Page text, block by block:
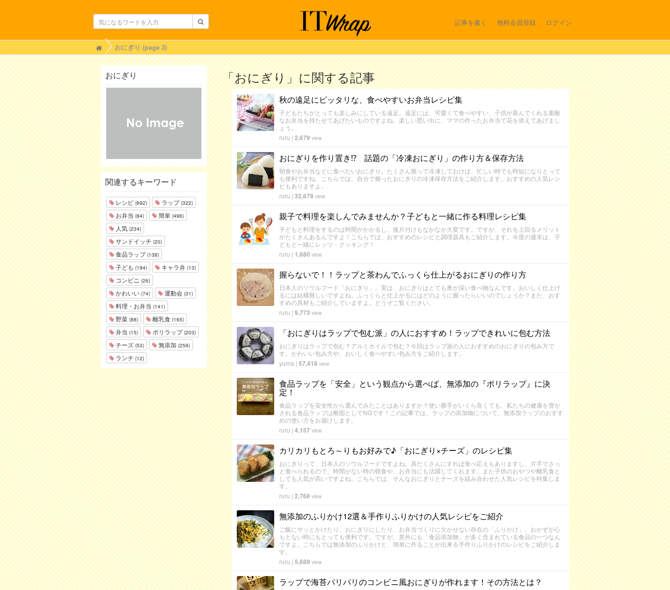
記事を書く 無料会員登録 ログイン
H
o
m
おにぎり (page 3)
おにぎり
関連するキーワード
レシピ (692) ラップ(322)
お弁当 (84) 簡単 (496)
人気 (234)
サンドイッチ (20)
食品ラップ(138)
子ども (194) キャラ弁 (13)
コンビニ (26)
かわいい (74) 運動会 (31)
料理・お弁当 (141)
野菜 (88) 離乳食 (165)
弁当 (15) ポリラップ(203)
チーズ (53) 無添加 (259)
ランチ (12)
「おにぎり」に関する記事
秋の遠足にピッタリな、食べやすいお弁当レシピ集
子どもたちがとっても楽しみにしている遠足。遠足には、可愛くて食べやすい、子供が喜んでくれる素敵
なお弁当を持たせてあげたいものですよね。楽しい思い出に、ママの作ったお弁当で花を添えてあげまし
ょう。
ruru | 2,679 view
おにぎりを作り置き⁉ 話題の「冷凍おにぎり」の作り方＆保存方法
朝食やお弁当などに食べたいおにぎり。たくさん握って冷凍しておけば、忙しい時でも時短になりとって
も便利ですね。こちらでは、自分で握ったおにぎりの冷凍保存方法をご紹介します。おすすめの人気レシ
ピもありますよ。
ruru | 32,678 view
親子で料理を楽しんでみませんか？子どもと一緒に作る料理レシピ集
子どもと料理をするのは時間がかかるし、後片付けもなかなか大変です。ですが、それを上回るメリット
がたくさんあるんですよ！こちらでは、おすすめのレシピと調理器具もご紹介します。今度の週末は、子
どもと一緒にレッツ・クッキング！
ruru | 1,680 view
握らないで！！ラップと茶わんでふっくら仕上がるおにぎりの作り方
日本人のソウルフード「おにぎり」。実は、おにぎりはとても奥が深い食べ物なんです。おいしく仕上げ
るには結構難しいですよね。ふっくらと仕上がるにはどのように握ったらいいのでしょうか？また、おす
すめの具材もご紹介していますよ。どうぞご覧ください。
ruru | 9,773 view
「おにぎりはラップで包む派」の人におすすめ！ラップできれいに包む方法
おにぎりはラップで包む？アルミホイルで包む？今回はラップ派の人におすすめのおにぎりの包み方で
す。かわいい包み方や、おいしく食べやすい包み方をご紹介します。
yuma | 57,418 view
食品ラップを「安全」という観点から選べば、無添加の『ポリラップ』に決
定！
食品ラップを安全性から選んでみたことはありますか？使い勝手がいくら良くても、私たちの健康を脅か
される食品ラップは断固としてNGです！この記事では、ラップの添加物について、無添加ラップのおすす
めの使い方をお届けします。
ruru | 4,157 view
カリカリもとろ～りもお好みで♪「おにぎり×チーズ」のレシピ集
おにぎりって、日本人のソウルフードですよね。具だくさんにすれば食べ応えもありますし、片手でさっ
と食べられるので、時間がない時の朝食や、お弁当にも活躍してくれます。また子供のおやつや離乳食と
しても人気が高いですよね。こちらでは、そんなおにぎりとチーズを組み合わせた人気レシピを特集しま
す。
ruru | 2,768 view
無添加のふりかけ12選＆手作りふりかけの人気レシピをご紹介
ご飯にサッとかけたり、おにぎりにしたり、お弁当づくりに欠かせない存在の「ふりかけ」。おかずが心
もとない時にもとっても便利です。ですが、意外にも「食品添加物」が多く含まれている食品の一つなん
ですよ。こちらでは無添加のふりかけと、簡単に作ることが出来る手作りふりかけのレシピをご紹介しま
す。
ruru | 5,689 view
ラップで海苔パリパリのコンビニ風おにぎりが作れます！その方法とは？